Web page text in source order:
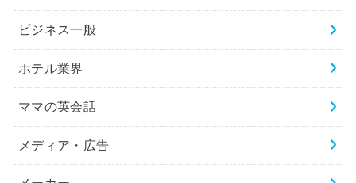
ビジネス一般
ホテル業界
ママの英会話
メディア・広告